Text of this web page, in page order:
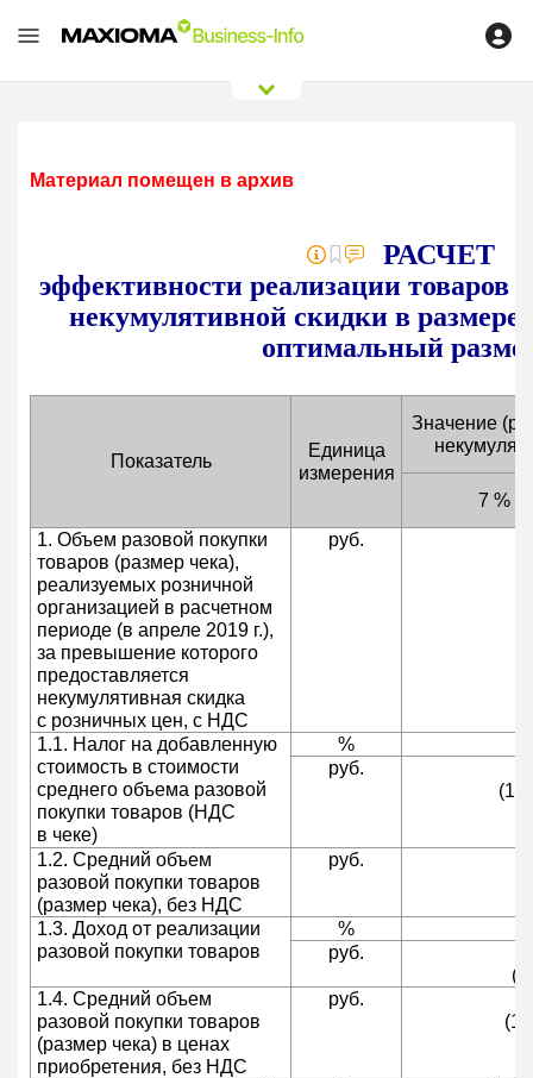
Материал помещен в архив
РАСЧЕТ
эффективности реализации товаров
некумулятивной скидки в
оптимальный
Показатель
Единица
измерения
Значение
7 %
1. Объем разовой покупки
товаров (размер чека),
реализуемых розничной
организацией в расчетном
периоде (в апреле 2019 г.),
за превышение которого
предоставляется
некумулятивная скидка
с розничных цен, с НДС
руб.
1.1. Налог на добавленную
стоимость в стоимости
среднего объема разовой
покупки товаров (НДС
в чеке)
%
руб.
(15
1.2. Средний объем
разовой покупки товаров
(размер чека), без НДС
руб.
1.3. Доход от реализации
разовой покупки товаров
%
руб.
1.4. Средний объем
разовой покупки товаров
(размер чека) в ценах
приобретения, без НДС
руб.